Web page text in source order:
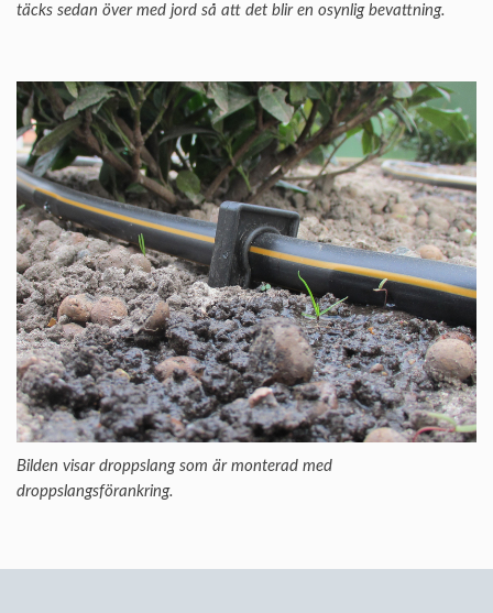
täcks sedan över med jord så att det blir en osynlig bevattning.
Bilden visar droppslang som är monterad med
droppslangsförankring.